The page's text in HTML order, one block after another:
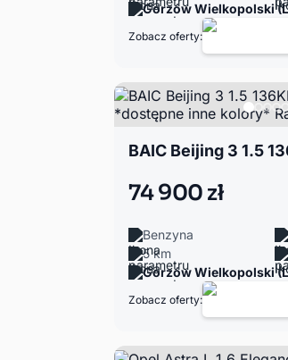
Gorzów Wielkopolski
Zobacz oferty:
74 900 zł
Benzyna
5 km
Gorzów Wielkopolski
Zobacz oferty: